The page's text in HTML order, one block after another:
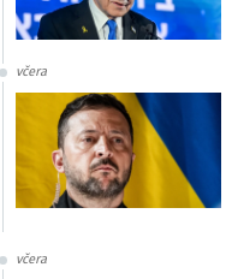
včera
včera